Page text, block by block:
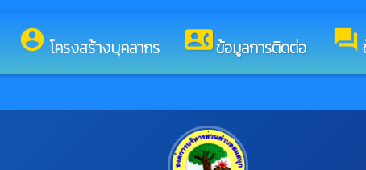
account_circle โครงสร้างบุคลากร contact_phoneข้อมูลการติดต่อ forum
ยินดีต้อนรับสู่เว็บไซต์ของ องค์การบริหารส่วนตำบลสมสนุก